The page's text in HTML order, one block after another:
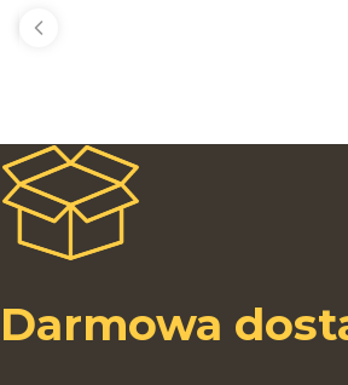
Darmowa